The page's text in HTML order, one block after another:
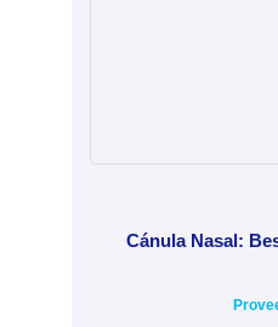
Cánula Nasal: